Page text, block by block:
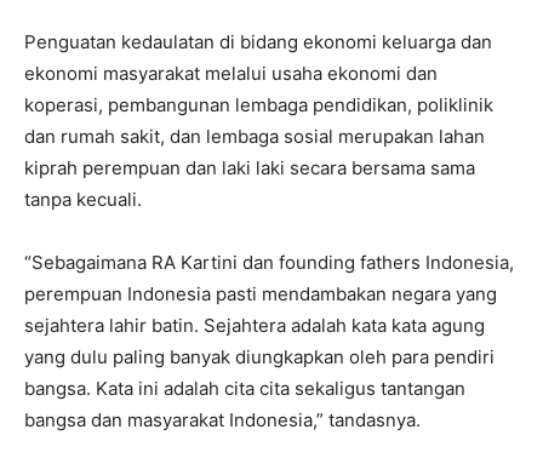
Penguatan kedaulatan di bidang ekonomi keluarga dan
ekonomi masyarakat melalui usaha ekonomi dan
koperasi, pembangunan lembaga pendidikan, poliklinik
dan rumah sakit, dan lembaga sosial merupakan lahan
kiprah perempuan dan laki laki secara bersama sama
tanpa kecuali.
“Sebagaimana RA Kartini dan founding fathers Indonesia,
perempuan Indonesia pasti mendambakan negara yang
sejahtera lahir batin. Sejahtera adalah kata kata agung
yang dulu paling banyak diungkapkan oleh para pendiri
bangsa. Kata ini adalah cita cita sekaligus tantangan
bangsa dan masyarakat Indonesia,” tandasnya.